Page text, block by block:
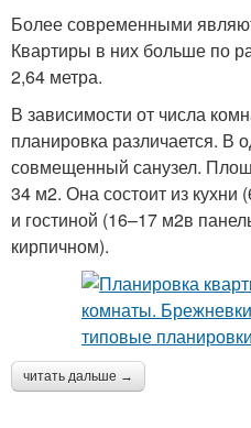
Более современными
Квартиры в них больше по
2,64 метра.
В зависимости от числа
планировка различается. В
совмещенный санузел.
34 м2. Она состоит из кухни
и гостиной (16–17 м2в
кирпичном).
читать дальше →